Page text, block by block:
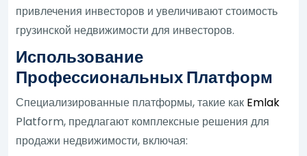
привлечения инвесторов и увеличивают стоимость
грузинской недвижимости для инвесторов.
Использование
Профессиональных Платформ
Специализированные платформы, такие как Emlak
Platform, предлагают комплексные решения для
продажи недвижимости, включая: